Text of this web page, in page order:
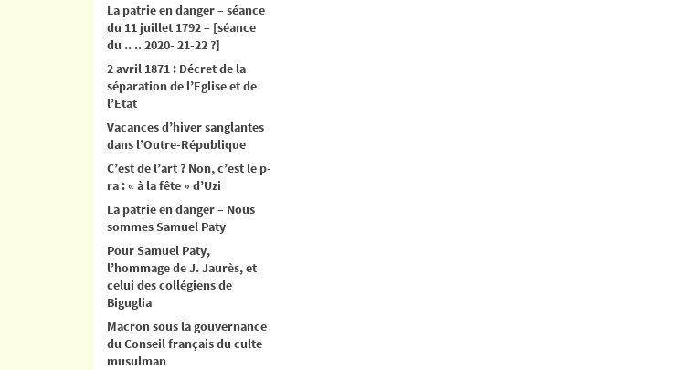
La patrie en danger – séance
du 11 juillet 1792 – [séance
du .. .. 2020- 21-22 ?]
2 avril 1871 : Décret de la
séparation de l’Eglise et de
l’Etat
Vacances d’hiver sanglantes
dans l’Outre-République
C’est de l’art ? Non, c’est le p-
ra : « à la fête » d’Uzi
La patrie en danger – Nous
sommes Samuel Paty
Pour Samuel Paty,
l’hommage de J. Jaurès, et
celui des collégiens de
Biguglia
Macron sous la gouvernance
du Conseil français du culte
musulman